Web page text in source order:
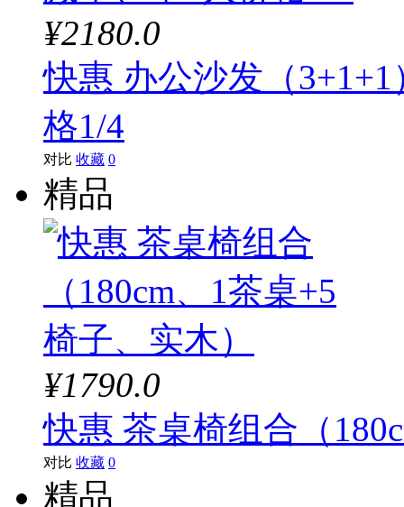
¥2180.0
快惠 办公沙发（
格1/4
对比 收藏 0
精品
¥1790.0
快惠 茶桌椅组合（
对比 收藏 0
精品